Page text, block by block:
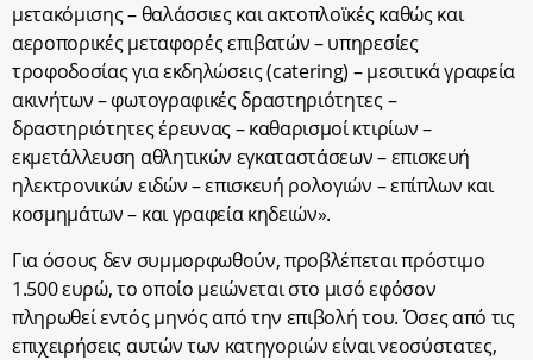
μετακόμισης – θαλάσσιες και ακτοπλοϊκές καθώς και
αεροπορικές μεταφορές επιβατών – υπηρεσίες
τροφοδοσίας για εκδηλώσεις (catering) – μεσιτικά γραφεία
ακινήτων – φωτογραφικές δραστηριότητες –
δραστηριότητες έρευνας – καθαρισμοί κτιρίων –
εκμετάλλευση αθλητικών εγκαταστάσεων – επισκευή
ηλεκτρονικών ειδών – επισκευή ρολογιών – επίπλων και
κοσμημάτων – και γραφεία κηδειών».
Για όσους δεν συμμορφωθούν, προβλέπεται πρόστιμο
1.500 ευρώ, το οποίο μειώνεται στο μισό εφόσον
πληρωθεί εντός μηνός από την επιβολή του. Όσες από τις
επιχειρήσεις αυτών των κατηγοριών είναι νεοσύστατες,